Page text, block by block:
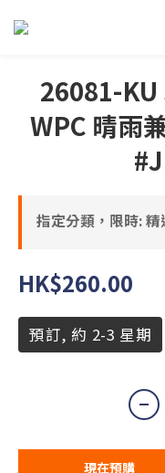
26081-
WPC 晴雨
指定分類，限時:
HK$260.00
預訂, 約 2-3 星期
現在預購